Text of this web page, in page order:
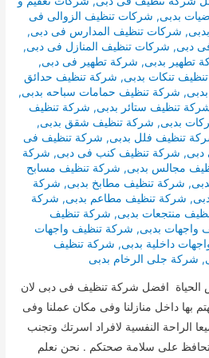
بدبى, شركات تنظيف الزوالى فى
, شركات تنظيف المدارس فى دبى,
دبى, شركات تنظيف المنازل فى دبى,
تطهير بدبى, شركة تطهير فى دبى,
تنكات بدبى, شركة تنظيف حدائق
, شركة تنظيف حمامات سباحه بدبى,
تنظيف ستائر بدبى, شركة تنظيف
بدبى, شركة تنظيف شقق بدبى,
تنظيف فلل بدبى, شركة تنظيف فى
دبى, شركة تنظيف كنب فى دبى, شركة
مجالس بدبى, شركة تنظيف مسابح
, شركة تنظيف مطابخ بدبى, شركة
, شركة تنظيف مطاعم بدبى, شركة
منتجعات بدبى, شركة تنظيف
واجهات بدبى, شركة تنظيف واجهات
داخلية بدبى, شركة تنظيف
, شركة جلى الرخام بدبى
افضل شركة تنظيف فى دبى لان
بها داخل منازلنا وفى مكان عملنا وفى
الراحة النفسية لافراد اسرتك وتجنب
على سلامة صحتكم . نحن نعلم